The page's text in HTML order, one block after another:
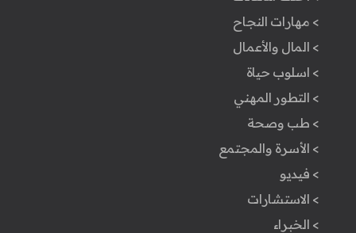
> مهارات النجاح
> المال والأعمال
> اسلوب حياة
> التطور المهني
> طب وصحة
> الأسرة والمجتمع
> فيديو
> الاستشارات
> الخبراء